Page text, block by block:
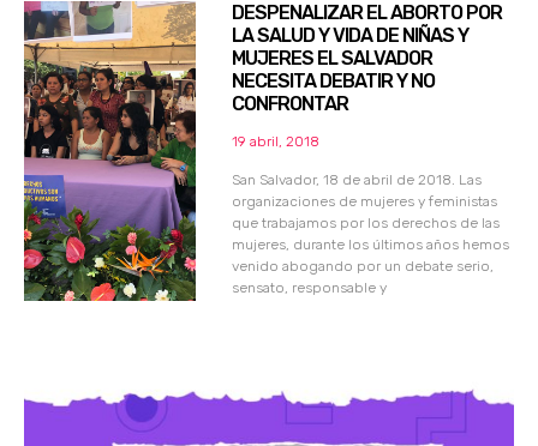
DESPENALIZAR EL ABORTO POR
LA SALUD Y VIDA DE NIÑAS Y
MUJERES EL SALVADOR
NECESITA DEBATIR Y NO
CONFRONTAR
19 abril, 2018
San Salvador, 18 de abril de 2018. Las
organizaciones de mujeres y feministas
que trabajamos por los derechos de las
mujeres, durante los últimos años hemos
venido abogando por un debate serio,
sensato, responsable y